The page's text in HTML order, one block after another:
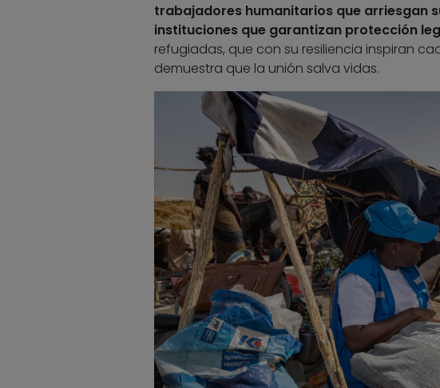
trabajadores humanitarios que arriesgan
instituciones que garantizan protección
refugiadas, que con su resiliencia inspiran
demuestra que la unión salva vidas.